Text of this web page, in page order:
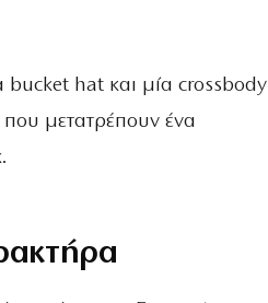
bucket hat και μία crossbody
που μετατρέπουν ένα